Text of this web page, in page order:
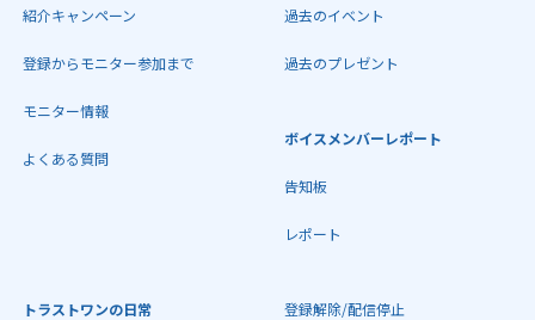
紹介キャンペーン
登録からモニター参加まで
モニター情報
よくある質問
過去のイベント
過去のプレゼント
ボイスメンバーレポート
告知板
レポート
トラストワンの日常 登録解除/配信停止